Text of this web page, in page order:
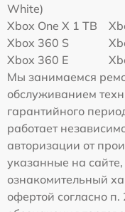
White)
Xbox One X 1 TB
Xbox 360 S
Xbox 360 E
Мы занимаемся
обслуживанием
гарантийного
работает
авторизации от
указанные на
ознакомительный
офертой согласно